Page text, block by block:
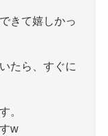
きて嬉しかっ
たら、すぐに
。
w